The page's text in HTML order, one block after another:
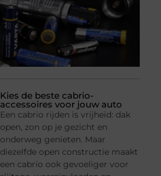
Kies de beste cabrio-
accessoires voor jouw auto
Een cabrio rijden is vrijheid: dak
open, zon op je gezicht en
onderweg genieten. Maar
diezelfde open constructie maakt
een cabrio ook gevoeliger voor